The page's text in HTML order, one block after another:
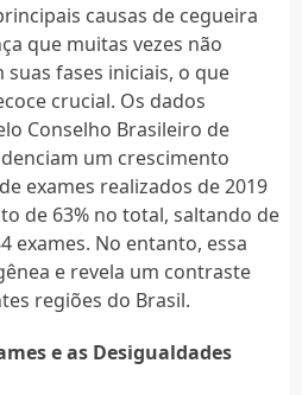
causas de cegueira
que muitas vezes não
fases iniciais, o que
crucial. Os dados
Conselho Brasileiro de
um crescimento
exames realizados de 2019
de 63% no total, saltando de
exames. No entanto, essa
e revela um contraste
regiões do Brasil.
e as Desigualdades